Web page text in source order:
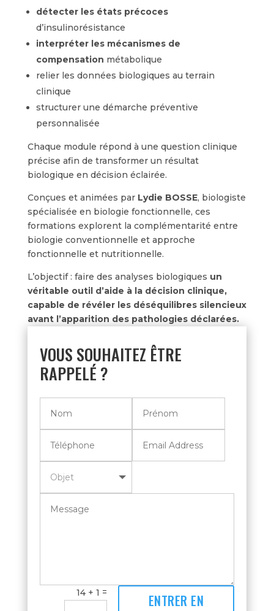
détecter les états précoces
d’insulinorésistance
interpréter les mécanismes de
compensation métabolique
relier les données biologiques au terrain
clinique
structurer une démarche préventive
personnalisée
Chaque module répond à une question clinique
précise afin de transformer un résultat
biologique en décision éclairée.
Conçues et animées par Lydie BOSSE, biologiste
spécialisée en biologie fonctionnelle, ces
formations explorent la complémentarité entre
biologie conventionnelle et approche
fonctionnelle et nutritionnelle.
L’objectif : faire des analyses biologiques un
véritable outil d’aide à la décision clinique,
capable de révéler les déséquilibres silencieux
avant l’apparition des pathologies déclarées.
VOUS SOUHAITEZ ÊTRE
RAPPELÉ ?
14 + 1 =
ENTRER EN